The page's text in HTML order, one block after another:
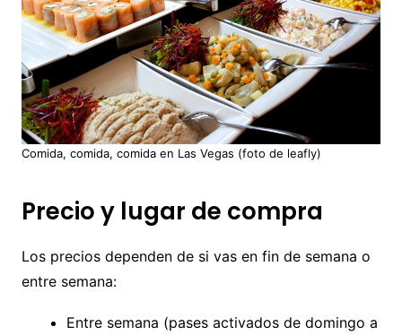
Comida, comida, comida en Las Vegas (foto de leafly)
Precio y lugar de compra
Los precios dependen de si vas en fin de semana o
entre semana:
Entre semana (pases activados de domingo a